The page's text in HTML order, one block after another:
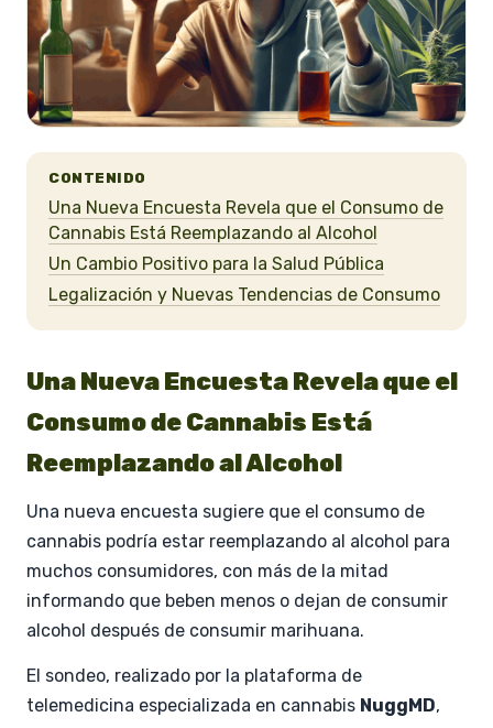
CONTENIDO
Una Nueva Encuesta Revela que el Consumo de
Cannabis Está Reemplazando al Alcohol
Un Cambio Positivo para la Salud Pública
Legalización y Nuevas Tendencias de Consumo
Una Nueva Encuesta Revela que el
Consumo de Cannabis Está
Reemplazando al Alcohol
Una nueva encuesta sugiere que el consumo de
cannabis podría estar reemplazando al alcohol para
muchos consumidores, con más de la mitad
informando que beben menos o dejan de consumir
alcohol después de consumir marihuana.
El sondeo, realizado por la plataforma de
telemedicina especializada en cannabis NuggMD,